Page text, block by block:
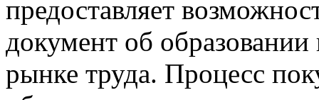
предоставляет
документ об
рынке труда. Процесс